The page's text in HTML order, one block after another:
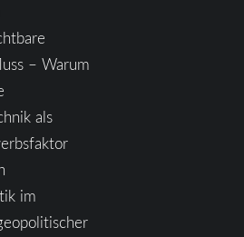
– Warum
als
im